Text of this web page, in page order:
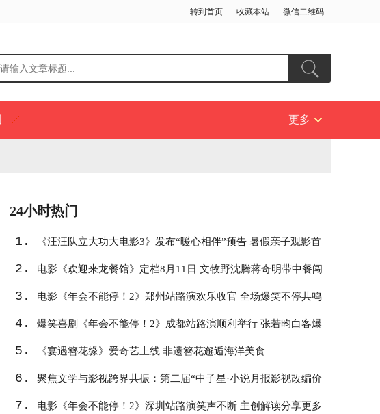
转到首页 收藏本站 微信二维码
更多
24小时热门
1. 《汪汪队立大功大电影3》发布“暖心相伴”预告 暑假亲子观影首
选
2. 电影《欢迎来龙餐馆》定档8月11日 文牧野沈腾蒋奇明带中餐闯
中东
3. 电影《年会不能停！2》郑州站路演欢乐收官 全场爆笑不停共鸣
不止
4. 爆笑喜剧《年会不能停！2》成都站路演顺利举行 张若昀白客爆
笑整活走心输出
5. 《宴遇簪花缘》爱奇艺上线 非遗簪花邂逅海洋美食
6. 聚焦文学与影视跨界共振：第二届“中子星·小说月报影视改编价
值潜力榜”在盐城揭晓
7. 电影《年会不能停！2》深圳站路演笑声不断 主创解读分享更多